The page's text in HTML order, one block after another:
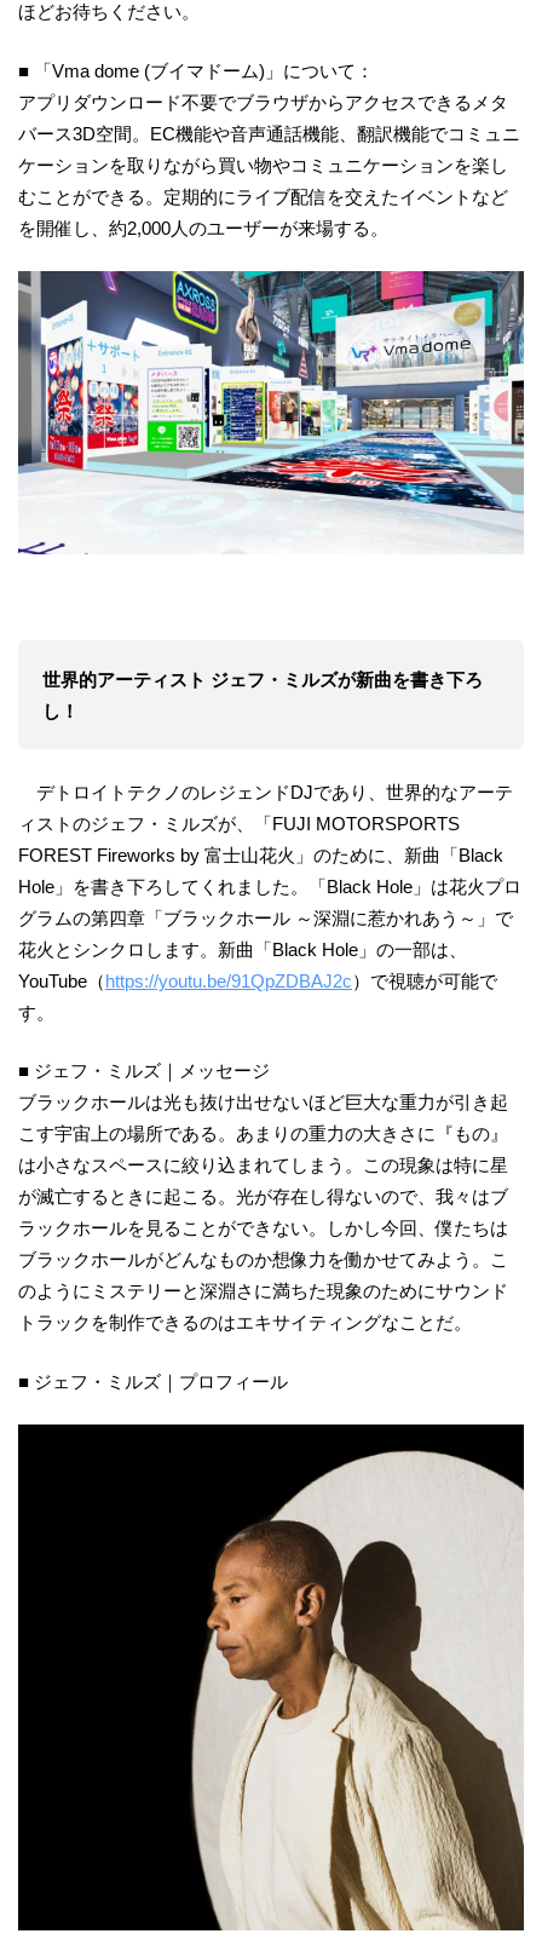
ほどお待ちください。
■ 「Vma dome (ブイマドーム)」について：
アプリダウンロード不要でブラウザからアクセスできるメタ
バース3D空間。EC機能や音声通話機能、翻訳機能でコミュニ
ケーションを取りながら買い物やコミュニケーションを楽し
むことができる。定期的にライブ配信を交えたイベントなど
を開催し、約2,000人のユーザーが来場する。
世界的アーティスト ジェフ・ミルズが新曲を書き下ろ
し！
デトロイトテクノのレジェンドDJであり、世界的なアーテ
ィストのジェフ・ミルズが、「FUJI MOTORSPORTS
FOREST Fireworks by 富士山花火」のために、新曲「Black
Hole」を書き下ろしてくれました。「Black Hole」は花火プロ
グラムの第四章「ブラックホール ～深淵に惹かれあう～」で
花火とシンクロします。新曲「Black Hole」の一部は、
YouTube（https://youtu.be/91QpZDBAJ2c）で視聴が可能で
す。
■ ジェフ・ミルズ｜メッセージ
ブラックホールは光も抜け出せないほど巨大な重力が引き起
こす宇宙上の場所である。あまりの重力の大きさに『もの』
は小さなスペースに絞り込まれてしまう。この現象は特に星
が滅亡するときに起こる。光が存在し得ないので、我々はブ
ラックホールを見ることができない。しかし今回、僕たちは
ブラックホールがどんなものか想像力を働かせてみよう。こ
のようにミステリーと深淵さに満ちた現象のためにサウンド
トラックを制作できるのはエキサイティングなことだ。
■ ジェフ・ミルズ｜プロフィール